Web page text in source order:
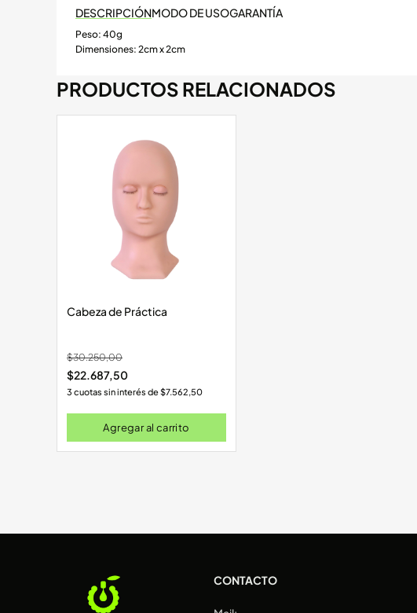
DESCRIPCIÓNMODO DE USOGARANTÍA
Peso: 40g
Dimensiones: 2cm x 2cm
PRODUCTOS RELACIONADOS
Cabeza de Práctica
$30.250,00
$22.687,50
3 cuotas sin interés de $7.562,50
Agregar al carrito
CONTACTO